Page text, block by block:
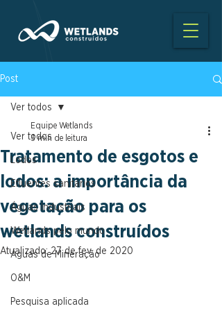
Post
Ver todos
Lodos
Efluentes sanitários
Águas Industriais
Wetlands pelo mundo
Águas de Mineração
O&M
Pesquisa aplicada
Ver todos
Tratamento de esgotos e
lodos: a importância da
vegetação para os
wetlands construídos
Equipe Wetlands
3 min de leitura
Atualizado:27 de fev. de 2020